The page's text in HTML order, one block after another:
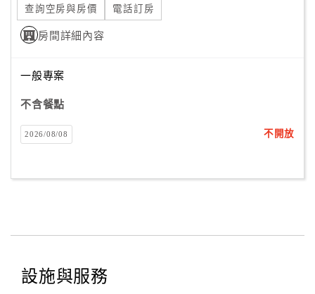
合
作
店
作
查詢空房與房價 電話訂房
房間詳細內容
一般專案
不含餐點
2026/08/08 不開放
設施與服務